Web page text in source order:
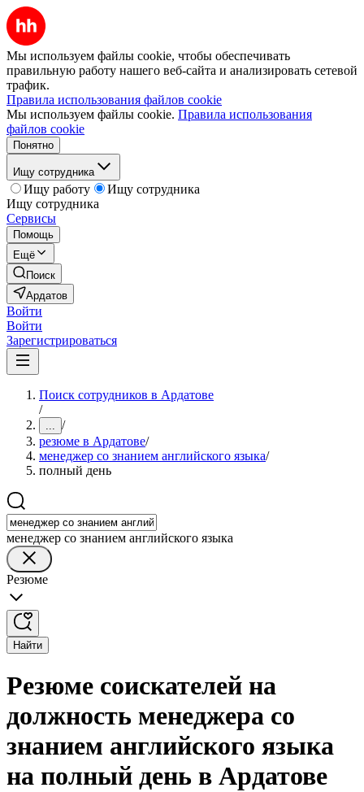
Мы используем файлы cookie, чтобы обеспечивать
правильную работу нашего веб-сайта и анализировать сетевой
трафик.
Правила использования файлов cookie
Мы используем файлы cookie. Правила использования
файлов cookie
Понятно
Ищу сотрудника
Ищу работу
Ищу сотрудника
Ищу сотрудника
Сервисы
Помощь
Ещё
Поиск
Ардатов
Войти
Войти
Зарегистрироваться
Поиск сотрудников в Ардатове
/
... /
резюме в Ардатове/
менеджер со знанием английского языка/
полный день
менеджер со знанием английского языка
Резюме
Найти
Резюме соискателей на
должность менеджера со
знанием английского языка
на полный день в Ардатове